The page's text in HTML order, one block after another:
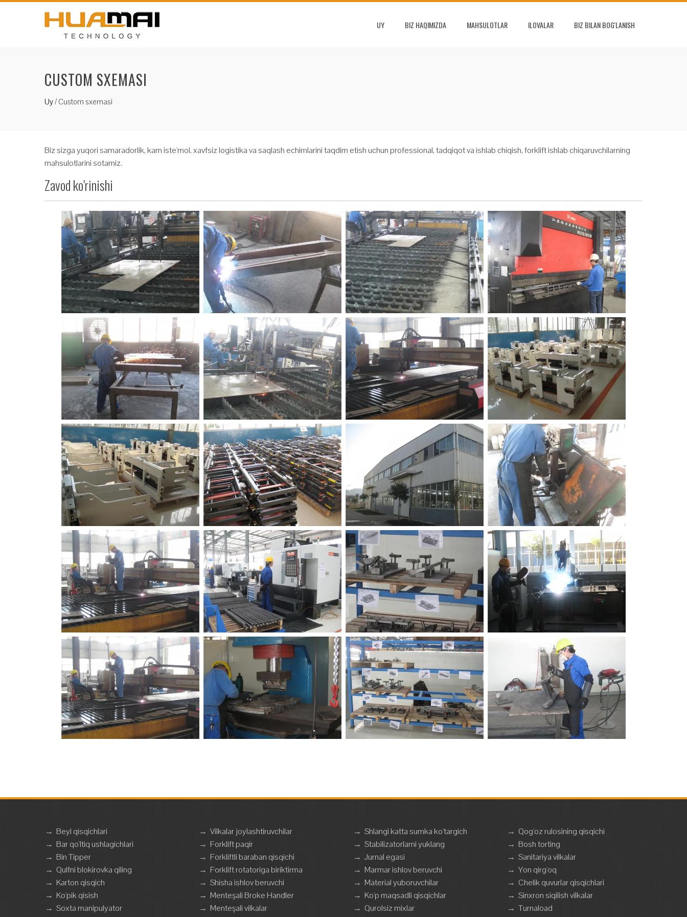
UY BIZ HAQIMIZDA MAHSULOTLAR ILOVALAR BIZ BILAN BOG'LANISH
CUSTOM SXEMASI
Uy/ Custom sxemasi
Biz sizga yuqori samaradorlik, kam iste'mol, xavfsiz logistika va saqlash echimlarini taqdim etish uchun professional, tadqiqot va ishlab chiqish, forklift ishlab chiqaruvchilarning
mahsulotlarini sotamiz.
Zavod ko'rinishi
→ Beyl qisqichlari
→ Bar qo'ltiq ushlagichlari
→ Bin Tipper
→ Qulfni blokirovka qiling
→ Karton qisqich
→ Ko'pik qisish
→Soxta manipulyator
→Vilkalar joylashtiruvchilar
→ Forklift paqir
→ Forkliftli baraban qisqichi
→ Forklift rotatoriga biriktirma
→Shisha ishlov beruvchi
→ Menteşali Broke Handler
→ Menteşali vilkalar
→ Shlangi katta sumka ko'targich
→ Stabilizatorlarni yuklang
→ Jurnal egasi
→ Marmar ishlov beruvchi
→ Material yuboruvchilar
→ Ko'p maqsadli qisqichlar
→ Qurolsiz mixlar
→ Qog'oz rulosining qisqichi
→ Bosh torting
→ Sanitariya vilkalar
→ Yon qirg'oq
→ Chelik quvurlar qisqichlari
→ Sinxron siqilish vilkalar
→ Turnaload